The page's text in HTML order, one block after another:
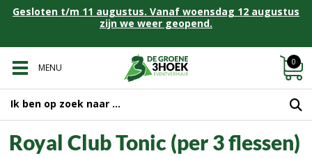
Gesloten t/m 11 augustus. Vanaf woensdag 12 augustus
zijn we weer geopend.
MENU
0
Royal Club Tonic (per 3 flessen)